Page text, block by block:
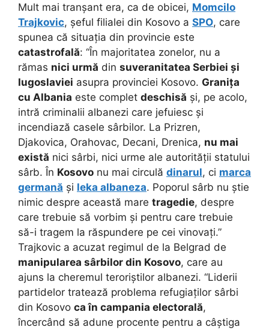
Mult mai tranșant era, ca de obicei, Momcilo
Trajkovic, șeful filialei din Kosovo a SPO, care
spunea că situația din provincie este
catastrofală: “În majoritatea zonelor, nu a
rămas nici urmă din suveranitatea Serbiei și
Iugoslaviei asupra provinciei Kosovo. Granița
cu Albania este complet deschisă și, pe acolo,
intră criminalii albanezi care jefuiesc și
incendiază casele sârbilor. La Prizren,
Djakovica, Orahovac, Decani, Drenica, nu mai
există nici sârbi, nici urme ale autorității statului
sârb. În Kosovo nu mai circulă dinarul, ci marca
germană și leka albaneza. Poporul sârb nu știe
nimic despre această mare tragedie, despre
care trebuie să vorbim și pentru care trebuie
să-i tragem la răspundere pe cei vinovați.”
Trajkovic a acuzat regimul de la Belgrad de
manipularea sârbilor din Kosovo, care au
ajuns la cheremul teroriștilor albanezi. “Liderii
partidelor tratează problema refugiaților sârbi
din Kosovo ca în campania electorală,
încercând să adune procente pentru a câștiga